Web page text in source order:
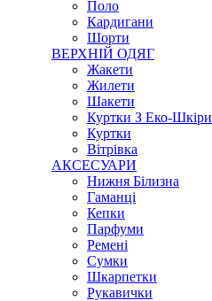
Поло
Кардигани
Шорти
ВЕРХНІЙ ОДЯГ
Жакети
Жилети
Шакети
Куртки З Еко-Шкіри
Куртки
Вітрівка
АКСЕСУАРИ
Нижня Білизна
Гаманці
Кепки
Парфуми
Ремені
Сумки
Шкарпетки
Рукавички